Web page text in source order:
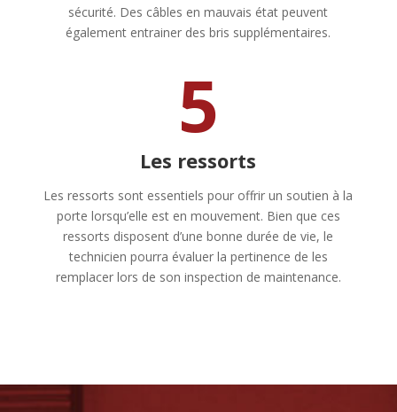
sécurité. Des câbles en mauvais état peuvent
également entrainer des bris supplémentaires.
5
Les ressorts
Les ressorts sont essentiels pour offrir un soutien à la
porte lorsqu’elle est en mouvement. Bien que ces
ressorts disposent d’une bonne durée de vie, le
technicien pourra évaluer la pertinence de les
remplacer lors de son inspection de maintenance.